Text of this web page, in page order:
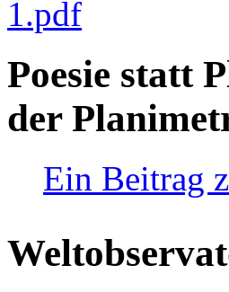
1.pdf
Poesie statt
der
Ein Beitrag